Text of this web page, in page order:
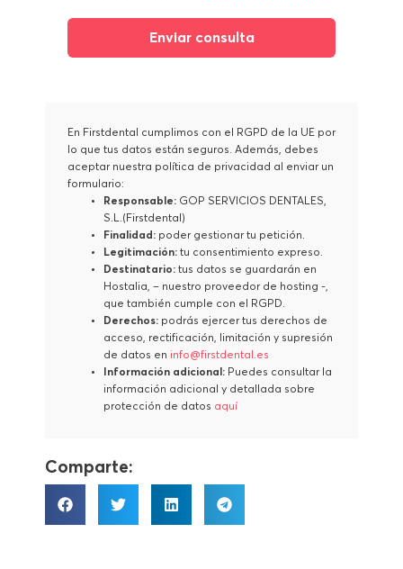
Enviar consulta
En Firstdental cumplimos con el RGPD de la UE por
lo que tus datos están seguros. Además, debes
aceptar nuestra política de privacidad al enviar un
formulario:
Responsable: GOP SERVICIOS DENTALES,
S.L.(Firstdental)
Finalidad: poder gestionar tu petición.
Legitimación: tu consentimiento expreso.
Destinatario: tus datos se guardarán en
Hostalia, – nuestro proveedor de hosting -,
que también cumple con el RGPD.
Derechos: podrás ejercer tus derechos de
acceso, rectificación, limitación y supresión
de datos en info@firstdental.es
Información adicional: Puedes consultar la
información adicional y detallada sobre
protección de datos aquí
Comparte: